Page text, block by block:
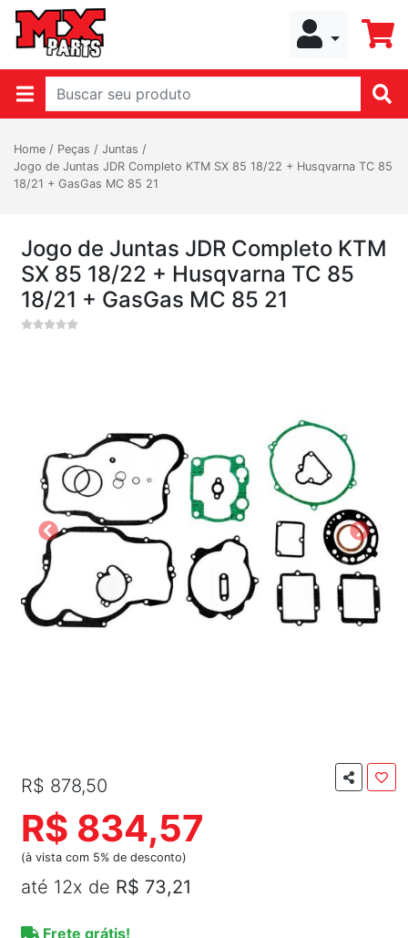
Home / Peças / Juntas /
Jogo de Juntas JDR Completo KTM SX 85 18/22 + Husqvarna TC 85
18/21 + GasGas MC 85 21
Jogo de Juntas JDR Completo KTM
SX 85 18/22 + Husqvarna TC 85
18/21 + GasGas MC 85 21
R$ 878,50
R$ 834,57
(à vista com 5% de desconto)
até 12x de R$ 73,21
Frete grátis!